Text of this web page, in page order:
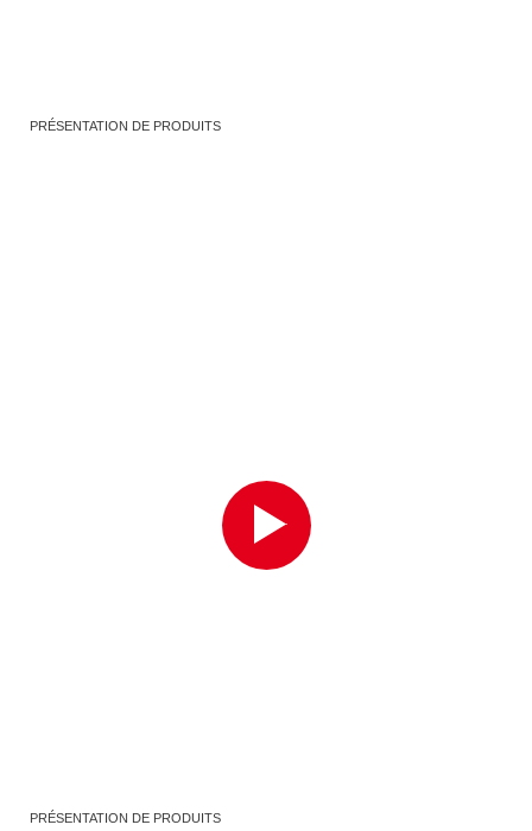
PRÉSENTATION DE PRODUITS
PRÉSENTATION DE PRODUITS